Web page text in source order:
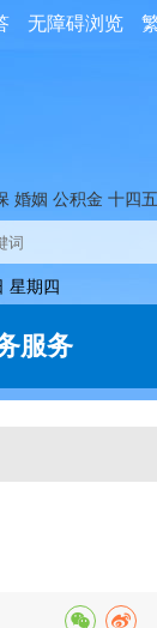
无障碍浏览
婚姻 公积金 十四五
星期四
服务